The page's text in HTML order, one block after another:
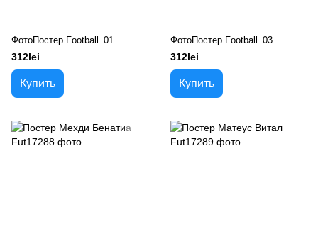
ФотоПостер Football_01
312lei
Купить
ФотоПостер Football_03
312lei
Купить